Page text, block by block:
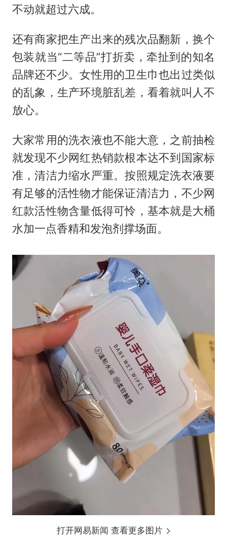
不动就超过六成。
还有商家把生产出来的残次品翻新，换个
包装就当“二等品”打折卖，牵扯到的知名
品牌还不少。女性用的卫生巾也出过类似
的乱象，生产环境脏乱差，看着就叫人不
放心。
大家常用的洗衣液也不能大意，之前抽检
就发现不少网红热销款根本达不到国家标
准，清洁力缩水严重。按照规定洗衣液要
有足够的活性物才能保证清洁力，不少网
红款活性物含量低得可怜，基本就是大桶
水加一点香精和发泡剂撑场面。
打开网易新闻 查看更多图片